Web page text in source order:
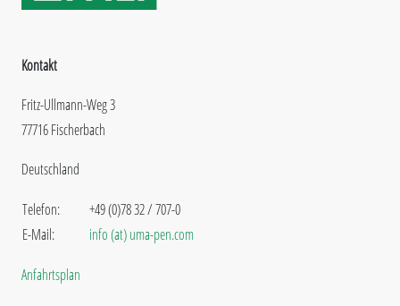
Kontakt
Fritz-Ullmann-Weg 3
77716 Fischerbach
Deutschland
Telefon:
E-Mail:
+49 (0)78 32 / 707-0
info (at) uma-pen.com
Anfahrtsplan